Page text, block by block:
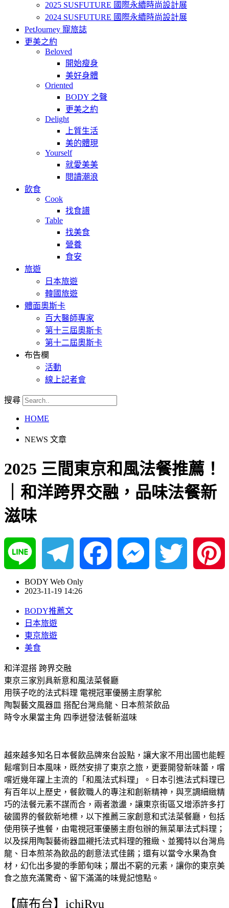
2025 SUSFUTURE 國際永續時尚設計展
2024 SUSFUTURE 國際永續時尚設計展
PetJourney 寵旅誌
更美之約
Beloved
開始瘦身
美好身體
Oriented
BODY 之聲
更美之約
Delight
上質生活
美的體現
Yourself
就愛美美
閱讀潮浪
飲食
Cook
找食譜
Table
找美食
營養
食安
旅遊
日本旅遊
韓國旅遊
體面奧斯卡
百大醫師專家
第十三屆奧斯卡
第十二屆奧斯卡
布告欄
活動
線上記者會
搜尋
HOME
NEWS 文章
2025 三間東京和風法餐推薦！
｜和洋跨界交融，品味法餐新
滋味
Line Telegram Facebook Messenger Twitter
Pinterest
BODY Web Only
2023-11-19 14:26
BODY推薦文
日本旅遊
東京旅遊
美食
和洋混搭 跨界交融
東京三家別具新意和風法菜餐廳
用筷子吃的法式料理 電視冠軍優勝主廚掌舵
陶製藝文風器皿 搭配台灣烏龍、日本煎茶飲品
時令水果當主角 四季迸發法餐新滋味
越來越多知名日本餐飲品牌來台設點， 讓大家不用出國也能輕
鬆嚐到日本風味，既然安排了東京之旅， 更要開發新味蕾，嚐
嚐近幾年躍上主流的「和風法式料理」。 日本引進法式料理已
有百年以上歷史，餐飲職人的專注和創新精神， 與烹調細緻精
巧的法餐元素不謀而合，兩者激盪， 讓東京街區又增添許多打
破國界的餐飲新地標， 以下推薦三家創意和式法菜餐廳，包括
使用筷子進餐， 由電視冠軍優勝主廚包辦的無菜單法式料理；
以及採用陶製藝術器皿襯托法式料理的雅緻、並獨特以台灣烏
龍、 日本煎茶為飲品的創意法式佳餚；還有以當令水果為食
材， 幻化出多變的季節旬味；層出不窮的元素， 讓你的東京美
食之旅充滿驚奇、留下滿滿的味覺記憶點。
【麻布台】ichiRyu